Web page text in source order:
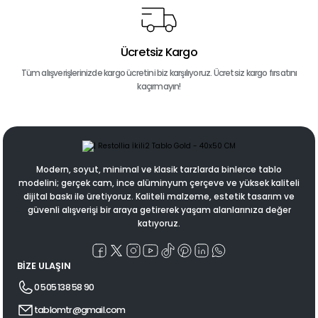
Ücretsiz Kargo
Tüm alışverişlerinizde kargo ücretini biz karşılıyoruz. Ücretsiz kargo fırsatını
kaçırmayın!
Modern, soyut, minimal ve klasik tarzlarda binlerce tablo
modelini; gerçek cam, ince alüminyum çerçeve ve yüksek kaliteli
dijital baskı ile üretiyoruz. Kaliteli malzeme, estetik tasarım ve
güvenli alışverişi bir araya getirerek yaşam alanlarınıza değer
katıyoruz.
BİZE ULAŞIN
0 505 138 58 90
tablomtr@gmail.com